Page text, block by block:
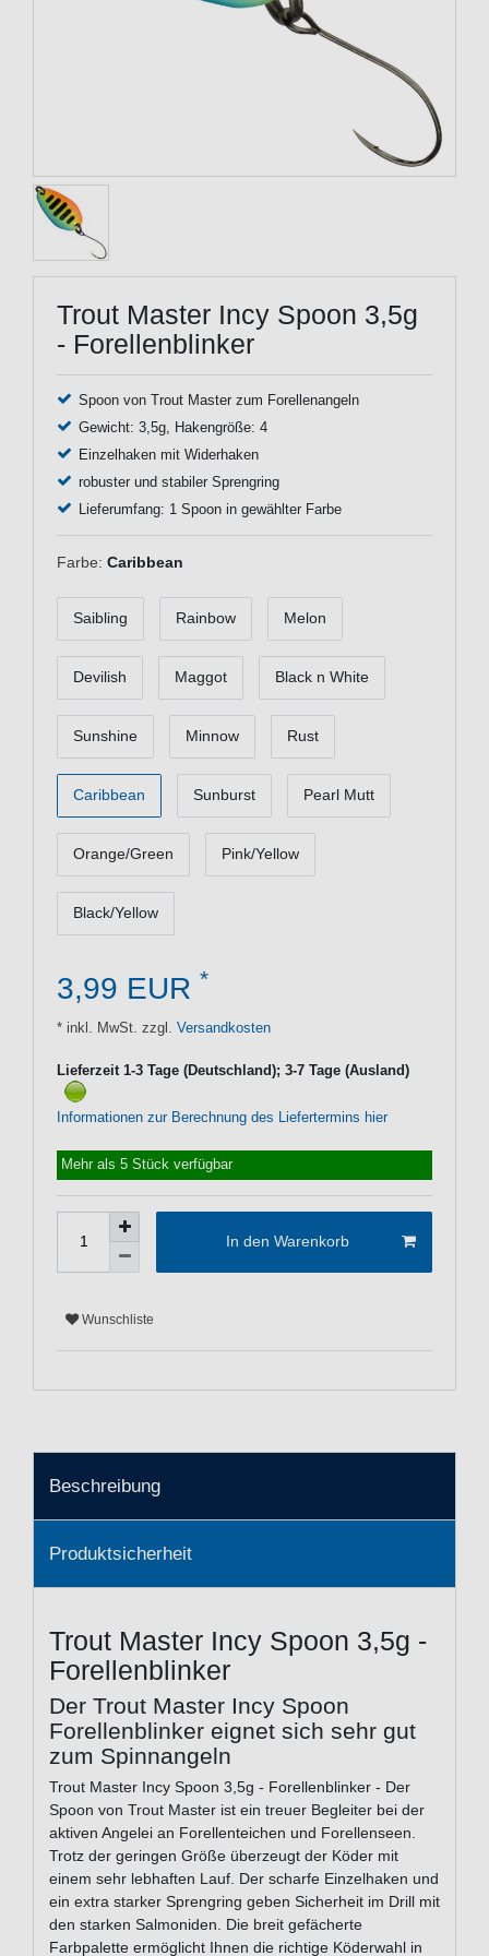
Trout Master Incy Spoon 3,5g
- Forellenblinker
Spoon von Trout Master zum Forellenangeln
Gewicht: 3,5g, Hakengröße: 4
Einzelhaken mit Widerhaken
robuster und stabiler Sprengring
Lieferumfang: 1 Spoon in gewählter Farbe
Farbe: Caribbean
Saibling Rainbow Melon
Devilish Maggot Black n White
Sunshine Minnow Rust
Caribbean Sunburst Pearl Mutt
Orange/Green Pink/Yellow
Black/Yellow
3,99 EUR *
* inkl. MwSt. zzgl. Versandkosten
Lieferzeit 1-3 Tage (Deutschland); 3-7 Tage (Ausland)
Informationen zur Berechnung des Liefertermins hier
Mehr als 5 Stück verfügbar
In den Warenkorb
Wunschliste
Beschreibung
Produktsicherheit
Trout Master Incy Spoon 3,5g -
Forellenblinker
Der Trout Master Incy Spoon
Forellenblinker eignet sich sehr gut
zum Spinnangeln
Trout Master Incy Spoon 3,5g - Forellenblinker - Der
Spoon von Trout Master ist ein treuer Begleiter bei der
aktiven Angelei an Forellenteichen und Forellenseen.
Trotz der geringen Größe überzeugt der Köder mit
einem sehr lebhaften Lauf. Der scharfe Einzelhaken und
ein extra starker Sprengring geben Sicherheit im Drill mit
den starken Salmoniden. Die breit gefächerte
Farbpalette ermöglicht Ihnen die richtige Köderwahl in